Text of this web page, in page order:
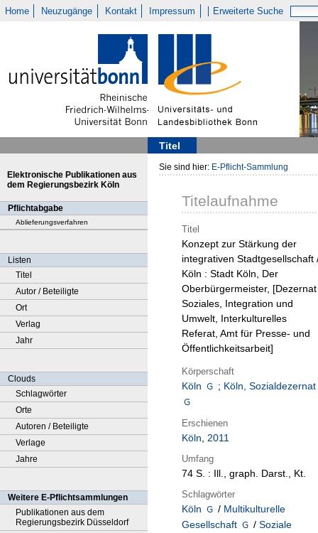
Home Neuzugänge Kontakt Impressum Erweiterte Suche
Titel
Elektronische Publikationen aus
dem Regierungsbezirk Köln
Pflichtabgabe
Ablieferungsverfahren
Listen
Titel
Autor / Beteiligte
Ort
Verlag
Jahr
Clouds
Schlagwörter
Orte
Autoren / Beteiligte
Verlage
Jahre
Weitere E-Pflichtsammlungen
Publikationen aus dem
Regierungsbezirk Düsseldorf
Sie sind hier: E-Pflicht-Sammlung
Titelaufnahme
Titel
Konzept zur Stärkung der
integrativen Stadtgesellschaft
Köln : Stadt Köln, Der
Oberbürgermeister, [Dezernat
Soziales, Integration und
Umwelt, Interkulturelles
Referat, Amt für Presse- und
Öffentlichkeitsarbeit]
Körperschaft
Köln ; Köln, Sozialdezernat
Erschienen
Köln, 2011
Umfang
74 S. : Ill., graph. Darst., Kt.
Schlagwörter
Köln / Multikulturelle
Gesellschaft
/ Soziale